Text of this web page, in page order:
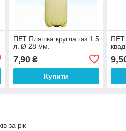
ПЕТ Пляшка кругла газ 1.5
л. Ø 28 мм.
7,90₴
Купити
ПЕТ
за рік